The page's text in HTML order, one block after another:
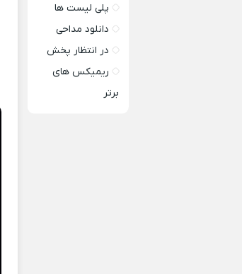
پلی لیست ها
دانلود مداحی
در انتظار پخش
ریمیکس های
برتر